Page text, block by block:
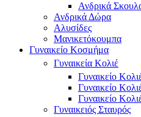
Ανδρικά
Ανδρικά Δώρα
Αλυσίδες
Μανικετόκουμπα
Γυναικείο Κοσμήμα
Γυναικεία Κολιέ
Γυναικείο
Γυναικείο
Γυναικείο
Γυναικειός Σταυρός